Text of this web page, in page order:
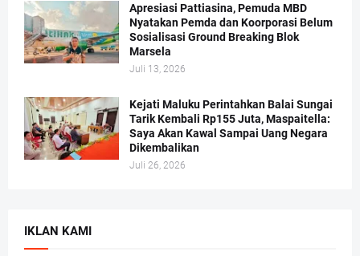
Apresiasi Pattiasina, Pemuda MBD
Nyatakan Pemda dan Koorporasi Belum
Sosialisasi Ground Breaking Blok
Marsela
Juli 13, 2026
Kejati Maluku Perintahkan Balai Sungai
Tarik Kembali Rp155 Juta, Maspaitella:
Saya Akan Kawal Sampai Uang Negara
Dikembalikan
Juli 26, 2026
IKLAN KAMI